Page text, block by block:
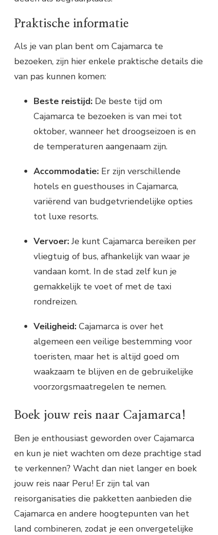
Praktische informatie
Als je van plan bent om Cajamarca te
bezoeken, zijn hier enkele praktische details die
van pas kunnen komen:
Beste reistijd: De beste tijd om
Cajamarca te bezoeken is van mei tot
oktober, wanneer het droogseizoen is en
de temperaturen aangenaam zijn.
Accommodatie: Er zijn verschillende
hotels en guesthouses in Cajamarca,
variërend van budgetvriendelijke opties
tot luxe resorts.
Vervoer:Je kunt Cajamarca bereiken per
vliegtuig of bus, afhankelijk van waar je
vandaan komt. In de stad zelf kun je
gemakkelijk te voet of met de taxi
rondreizen.
Veiligheid: Cajamarca is over het
algemeen een veilige bestemming voor
toeristen, maar het is altijd goed om
waakzaam te blijven en de gebruikelijke
voorzorgsmaatregelen te nemen.
Boek jouw reis naar Cajamarca!
Ben je enthousiast geworden over Cajamarca
en kun je niet wachten om deze prachtige stad
te verkennen? Wacht dan niet langer en boek
jouw reis naar Peru! Er zijn tal van
reisorganisaties die pakketten aanbieden die
Cajamarca en andere hoogtepunten van het
land combineren, zodat je een onvergetelijke